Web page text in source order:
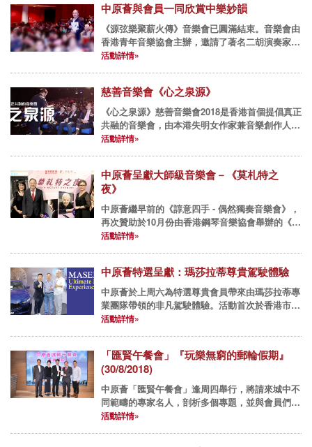
中原薈與會員一同欣賞中樂妙韻
《源弦樂聚薪火傳》音樂會已圓滿結束。音樂會由
香港青年音樂協會主辦，邀請了著名二胡演奏家黃
安源及黃晨達父子、亞洲蕭邦國際鋼琴賽金獎得主
活動詳情»
慈善音樂會《心之泉源》
《心之泉源》慈善音樂會2018是香港首個提倡真正
共融的音樂會，由本港失明女作家兼音樂創作人汪
明欣監製及擔任音樂總監，並邀請了一眾才華洋溢
活動詳情»
中原薈呈獻大師級音樂會－《莫札特之
夜》
中原薈繼早前的《諄意四手 - 偶然獨奏音樂會》，
再次贊助於10月份由香港鋼琴音樂協會舉辦的《莫
札特之夜》音樂會，以推廣本地的藝術文化活動。
活動詳情»
中原薈特選呈獻：瑪莎拉蒂尊貴駕駛體驗
中原薈於上周六為特選尊貴會員帶來由瑪莎拉蒂專
業團隊帶領的非凡駕駛體驗。活動首次於香港市中
心（即中環海濱）舉行，由瑪莎拉蒂專業駕駛教練
活動詳情»
「匯賢午餐會」『玩樂無窮的郵輪假期』
(30/8/2018)
中原薈「匯賢午餐會」逢周四舉行，將請來城中不
同範疇的專家名人，剖析多個專題，並與會員們享
用佳餚，互相交流經驗。 2018年午餐會： 8月30
活動詳情»